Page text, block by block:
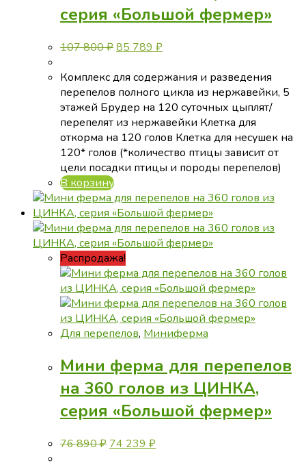
серия «Большой фермер»
107 800₽Первоначальная
составляла
107
800 ₽.
85 789 ₽Текущая
85
789 ₽.
Комплекс для содержания и разведения
перепелов полного цикла из нержавейки, 5
этажей Брудер на 120 суточных цыплят/
перепелят из нержавейки Клетка для
откорма на 120 голов Клетка для несушек на
120* голов (*количество птицы зависит от
цели посадки птицы и породы перепелов)
В корзину
Распродажа!
Для перепелов, Миниферма
Мини ферма для перепелов
на 360 голов из ЦИНКА,
серия «Большой фермер»
76 890₽ Первоначальная
74 239 ₽Текущая